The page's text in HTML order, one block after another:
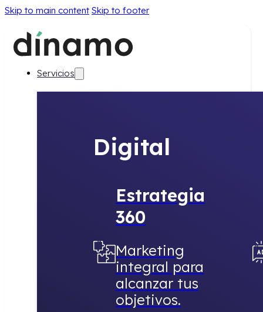
Skip to main content Skip to footer
Servicios
Digital
Estrategia
360
Marketing
integral para
alcanzar tus
objetivos.